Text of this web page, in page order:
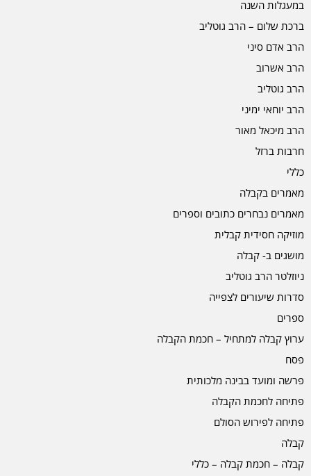
במעגלות השנה
ברכת שלום – הרב גוטליב
הרב אדם סיני
הרב אשרוב
הרב גוטליב
הרב יוחאי ימיני
הרב מיכאל מאור
חרבות ברזל
כללי
מאמרים בקבלה
מאמרים נבחרים כתובים וספרים
מוזיקה חסידית קבלית
מושגים ב- קבלה
ניוזלטר הרב גוטליב
סדרות שיעורים לצפייה
ספרים
ערוץ קבלה למתחיל – חכמת הקבלה
פסח
פרשה ומועד בבינה מלכותית
פתיחה לחכמת הקבלה
פתיחה לפירוש הסולם
קבלה
קבלה – חכמת קבלה – כללי